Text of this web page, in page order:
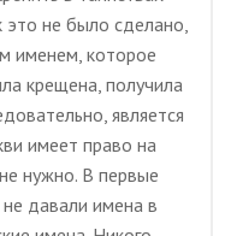
это не было сделано,
именем, которое
крещена, получила
является
имеет право на
нужно. В первые
давали имена в